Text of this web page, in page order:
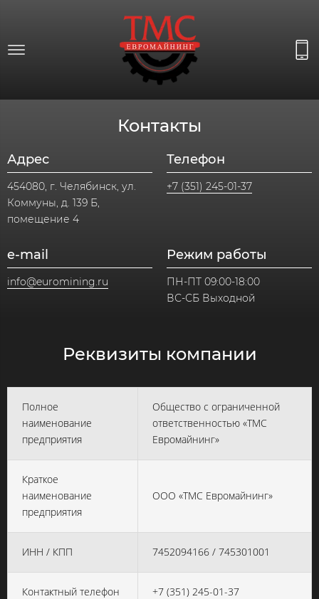
Контакты
Адрес
454080, г. Челябинск, ул.
Коммуны, д. 139 Б,
помещение 4
Телефон
+7 (351) 245-01-37
e-mail
info@euromining.ru
Режим работы
ПН-ПТ 09:00-18:00
ВС-СБ Выходной
Реквизиты компании
Полное
наименование
предприятия
Общество с ограниченной
ответственностью «ТМС
Евромайнинг»
Краткое
наименование
предприятия
ООО «ТМС Евромайнинг»
ИНН / КПП 7452094166 / 745301001
Контактный телефон +7 (351) 245-01-37